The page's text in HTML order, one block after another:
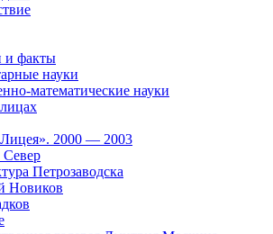
и факты
науки
математические науки
2000 — 2003
Север
Петрозаводска
Новиков